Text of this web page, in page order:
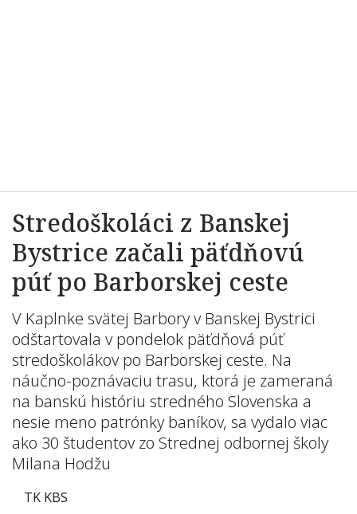
Stredoškoláci z Banskej
Bystrice začali päťdňovú
púť po Barborskej ceste
V Kaplnke svätej Barbory v Banskej Bystrici
odštartovala v pondelok päťdňová púť
stredoškolákov po Barborskej ceste. Na
náučno-poznávaciu trasu, ktorá je zameraná
na banskú históriu stredného Slovenska a
nesie meno patrónky baníkov, sa vydalo viac
ako 30 študentov zo Strednej odbornej školy
Milana Hodžu
TK KBS